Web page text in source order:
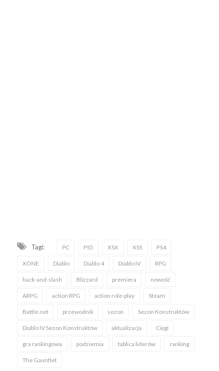
Tagi: PC PS5 XSX XSS PS4
XONE Diablo Diablo 4 Diablo IV RPG
hack-and-slash Blizzard premiera nowość
ARPG action RPG action role-play Steam
Battle.net przewodnik sezon Sezon Konstruktów
Diablo IV Sezon Konstruktów aktualizacja Cięgi
gra rankingowa podziemia tablica liderów ranking
The Gauntlet